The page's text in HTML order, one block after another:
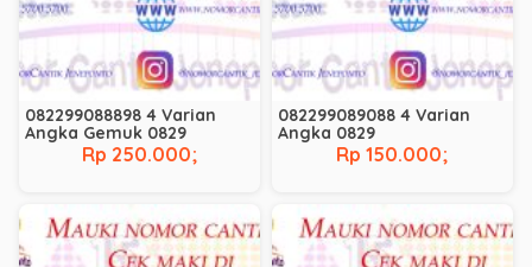
082299088898 4 Varian
Angka Gemuk 0829
Rp 250.000;
082299089088 4 Varian
Angka 0829
Rp 150.000;